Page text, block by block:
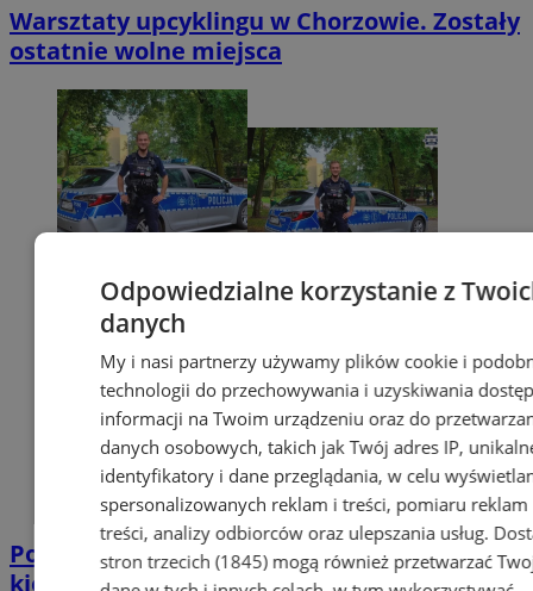
Warsztaty upcyklingu w Chorzowie. Zostały
ostatnie wolne miejsca
Policjant po służbie zatrzymał pijanego
kierowcę. Miał prawie 2 promile
Odpowiedzialne korzystanie z
danych
My i nasi partnerzy używamy plików cookie i
technologii do przechowywania i uzyskiwania
informacji na Twoim urządzeniu oraz do
danych osobowych, takich jak Twój adres IP,
identyfikatory i dane przeglądania, w celu
spersonalizowanych reklam i treści, pomiaru reklam
treści, analizy odbiorców oraz ulepszania usług.
stron trzecich (1845)mogą również przetwarzać